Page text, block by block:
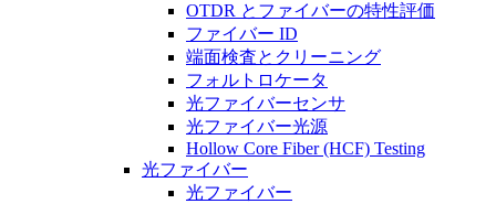
OTDR とファイバーの特性評価
ファイバー ID
端面検査とクリーニング
フォルトロケータ
光ファイバーセンサ
光ファイバー光源
Hollow Core Fiber (HCF) Testing
光ファイバー
光ファイバー